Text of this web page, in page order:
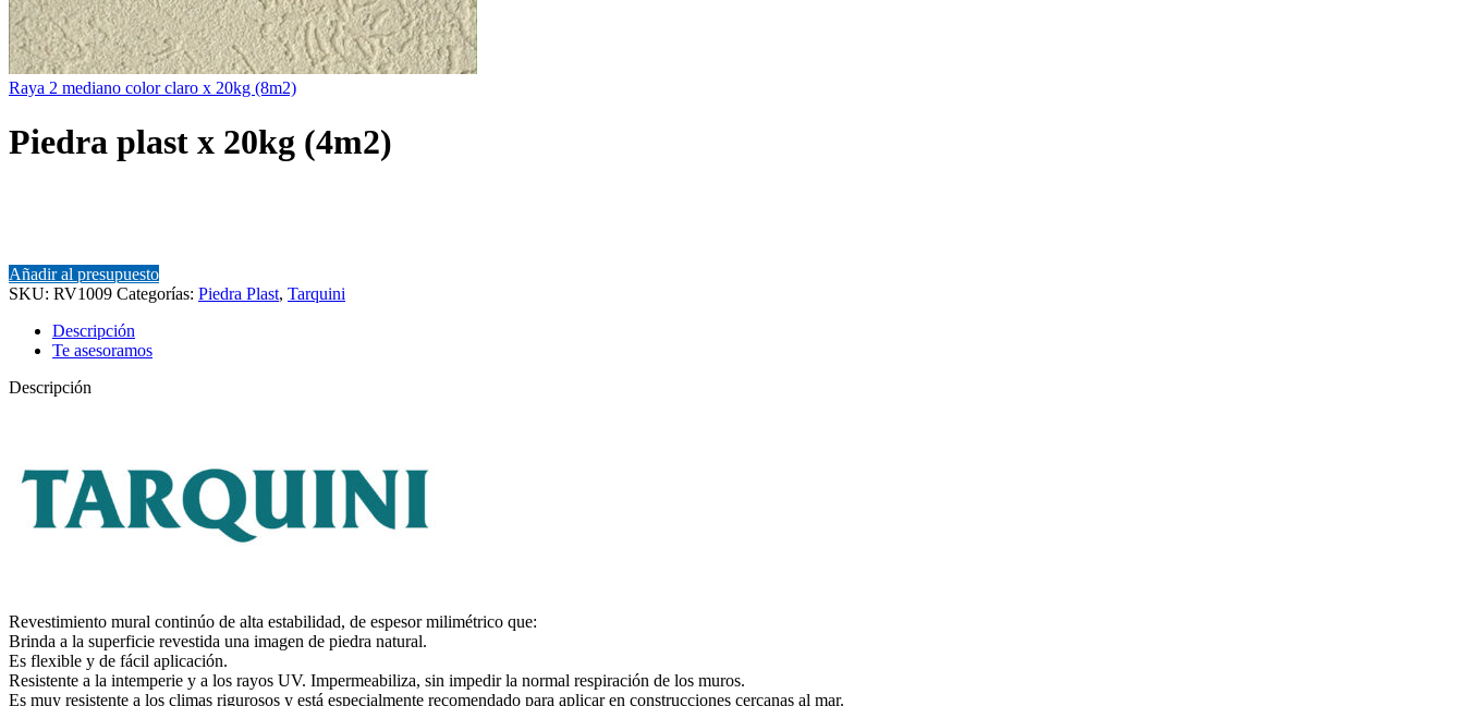
Raya 2 mediano color claro x 20kg (8m2)
Piedra plast x 20kg (4m2)
Añadir al presupuesto
SKU: RV1009 Categorías: Piedra Plast, Tarquini
Descripción
Te asesoramos
Descripción
Revestimiento mural continúo de alta estabilidad, de espesor milimétrico que:
Brinda a la superficie revestida una imagen de piedra natural.
Es flexible y de fácil aplicación.
Resistente a la intemperie y a los rayos UV. Impermeabiliza, sin impedir la normal respiración de los muros.
Es muy resistente a los climas rigurosos y está especialmente recomendado para aplicar en construcciones cercanas al mar.